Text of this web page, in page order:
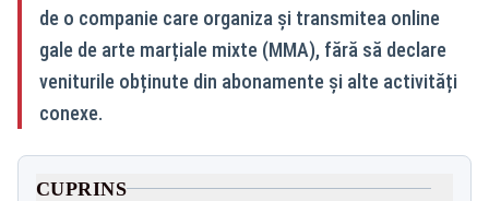
de o companie care organiza și transmitea online
gale de arte marțiale mixte (MMA), fără să declare
veniturile obținute din abonamente și alte activități
conexe.
CUPRINS